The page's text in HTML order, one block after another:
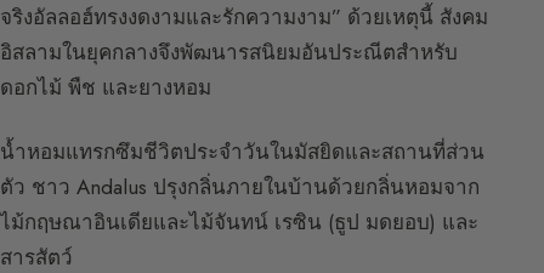
จริงอัลลอฮ์ทรงงดงามและรักความงาม” ด้วยเหตุนี้ สังคม
อิสลามในยุคกลางจึงพัฒนารสนิยมอันประณีตสำหรับ
ดอกไม้ พืช และยางหอม
น้ำหอมแทรกซึมชีวิตประจำวันในมัสยิดและสถานที่ส่วน
ตัว ชาว Andalus ปรุงกลิ่นภายในบ้านด้วยกลิ่นหอมจาก
ไม้กฤษณาอินเดียและไม้จันทน์ เรซิน (ธูป มดยอบ) และ
สารสัตว์